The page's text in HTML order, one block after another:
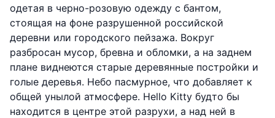
одетая в черно-розовую одежду с бантом,
стоящая на фоне разрушенной российской
деревни или городского пейзажа. Вокруг
разбросан мусор, бревна и обломки, а на заднем
плане виднеются старые деревянные постройки и
голые деревья. Небо пасмурное, что добавляет к
общей унылой атмосфере. Hello Kitty будто бы
находится в центре этой разрухи, а над ней в